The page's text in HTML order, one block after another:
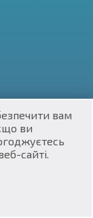
PL
вам
ви
сайті.